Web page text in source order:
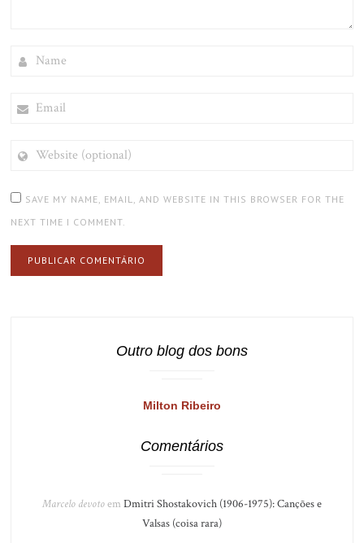
(OPTIONAL)
SAVE MY NAME, EMAIL, AND WEBSITE IN THIS BROWSER FOR THE
NEXT TIME I COMMENT.
Outro blog dos bons
Milton Ribeiro
Comentários
Marcelo devotoem Dmitri Shostakovich (1906-1975): Canções e
Valsas (coisa rara)